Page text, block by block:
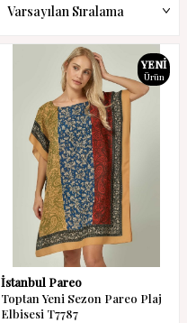
YENI
Ürün
İstanbul Pareo
Toptan Yeni Sezon Pareo Plaj
Elbisesi T7787